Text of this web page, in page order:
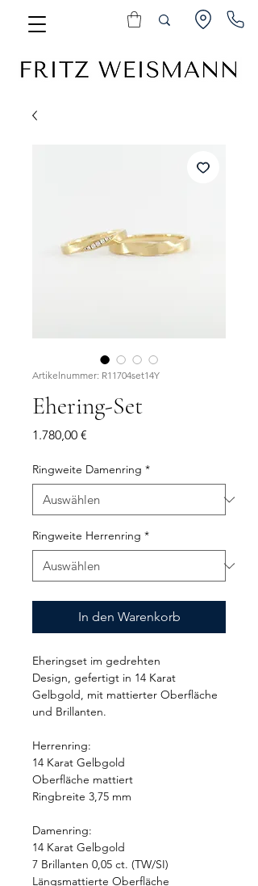
Artikelnummer: R11704set14Y
Ehering-Set
1.780,00 €
Ringweite Damenring *
Ringweite Herrenring *
In den Warenkorb
Eheringset im gedrehten
Design, gefertigt in 14 Karat
Gelbgold, mit mattierter Oberfläche
und Brillanten.
Herrenring:
14 Karat Gelbgold
Oberfläche mattiert
Ringbreite 3,75 mm
Damenring:
14 Karat Gelbgold
7 Brillanten 0,05 ct. (TW/SI)
Längsmattierte Oberfläche